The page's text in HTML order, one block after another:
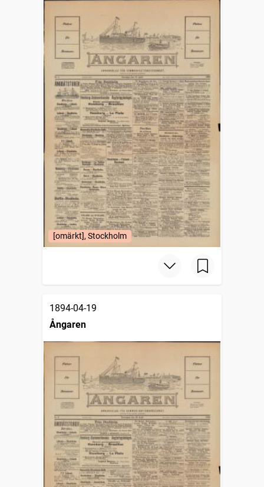
[omärkt], Stockholm
1894-04-19
Ångaren